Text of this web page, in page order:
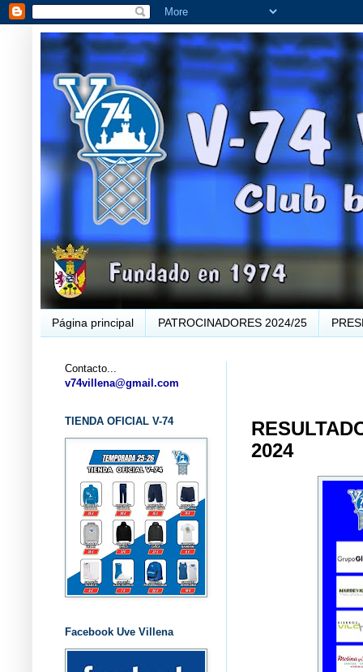
Página principal PATROCINADORES 2024/25
2024
Contacto...
v74villena@gmail.com
TIENDA OFICIAL V-74
Facebook Uve Villena